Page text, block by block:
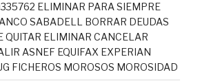
ELIMINAR PARA SIEMPRE
SABADELL BORRAR DEUDAS
QUITAR ELIMINAR CANCELAR
ASNEF EQUIFAX EXPERIAN
FICHEROS MOROSOS MOROSIDAD